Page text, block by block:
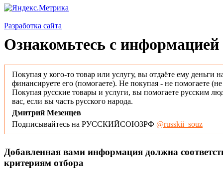
Разработка сайта
Ознакомьтесь с информацией
Покупая у кого-то товар или услугу, вы отдаёте ему деньги
финансируете его (помогаете). Не покупая - не помогаете
Покупая русские товары и услуги, вы помогаете русским
вас, если вы часть русского народа.
Дмитрий Мезенцев
Подписывайтесь на РУССКИЙСОЮЗРФ @russkii_souz
Добавленная вами информация должна
критериям отбора